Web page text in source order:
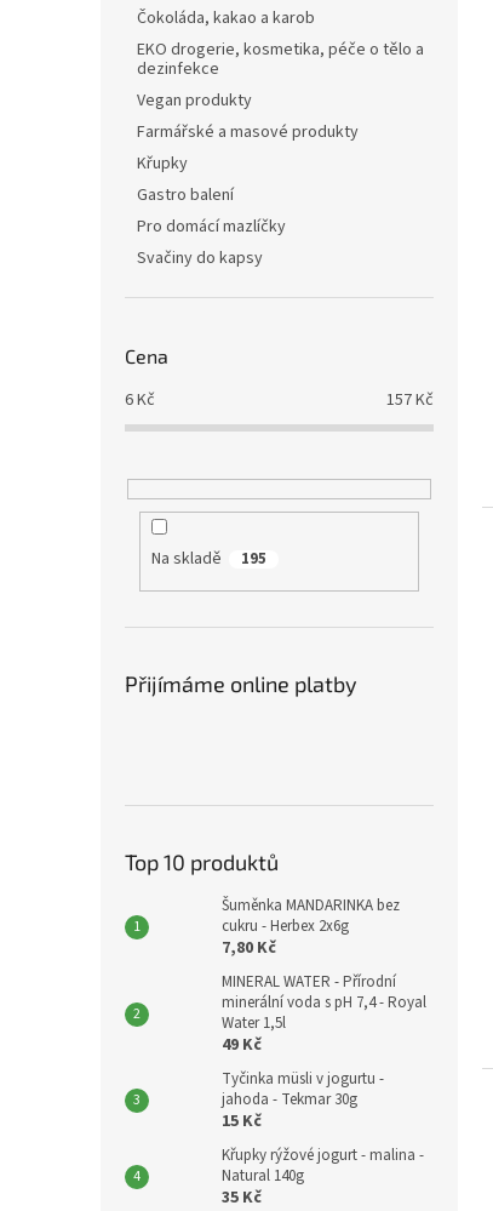
Čokoláda, kakao a karob
EKO drogerie, kosmetika, péče o tělo a
dezinfekce
Vegan produkty
Farmářské a masové produkty
Křupky
Gastro balení
Pro domácí mazlíčky
Svačiny do kapsy
Cena
6Kč 157Kč
Na skladě 195
Přijímáme online platby
Top 10 produktů
Šuměnka MANDARINKA bez
cukru - Herbex 2x6g
7,80 Kč
MINERAL WATER - Přírodní
minerální voda s pH 7,4 - Royal
Water 1,5l
49 Kč
Tyčinka müsli v jogurtu -
jahoda - Tekmar 30g
15 Kč
Křupky rýžové jogurt - malina -
Natural 140g
35 Kč